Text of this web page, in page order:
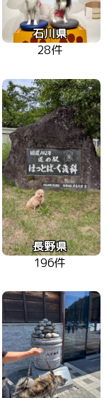
石川県
28件
長野県
196件